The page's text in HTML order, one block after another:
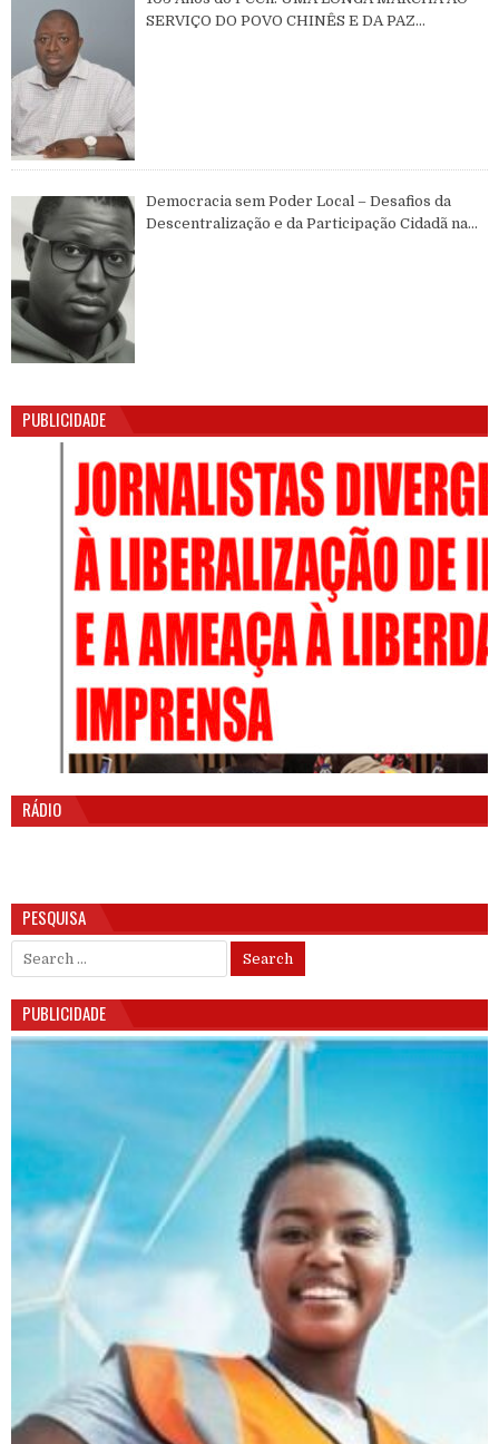
SERVIÇO DO POVO CHINÊS E DA PAZ
Democracia sem Poder Local – Desafios da
Descentralização e da Participação Cidadã na
PUBLICIDADE
RÁDIO
PESQUISA
Search for:
PUBLICIDADE